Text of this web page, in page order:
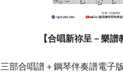
【合唱新祢呈－樂
三部合唱譜＋鋼琴伴奏譜電子版